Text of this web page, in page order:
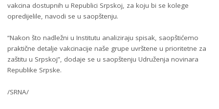
vakcina dostupnih u Republici Srpskoj, za koju bi se kolege
opredijelile, navodi se u saopštenju.
“Nakon što nadležni u Institutu analiziraju spisak, saopštićemo
praktične detalje vakcinacije naše grupe uvrštene u prioritetne za
zaštitu u Srpskoj”, dodaje se u saopštenju Udruženja novinara
Republike Srpske.
/SRNA/